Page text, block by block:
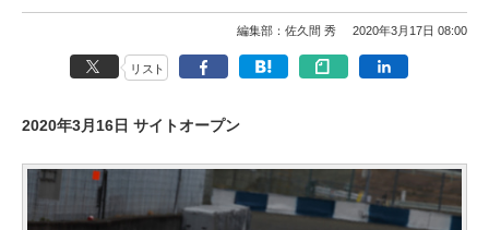
編集部：佐久間 秀 2020年3月17日 08:00
リスト
2020年3月16日 サイトオープン